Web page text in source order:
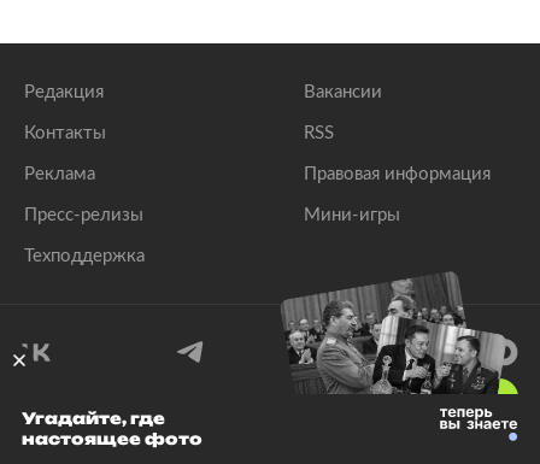
Редакция
Контакты
Реклама
Пресс-релизы
Техподдержка
Вакансии
RSS
Правовая информация
Мини-игры
© 1999–2026 Все права защищены.
Угадайте, где
настоящее фото